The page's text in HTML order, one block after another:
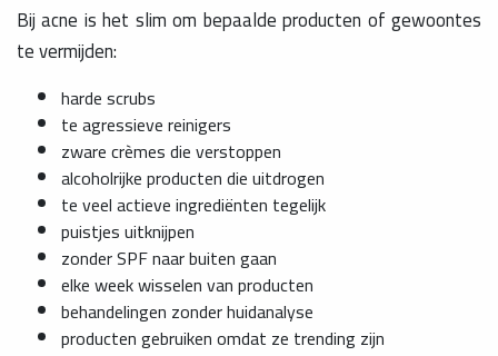
Bij acne is het slim om bepaalde producten of gewoontes
te vermijden:
harde scrubs
te agressieve reinigers
zware crèmes die verstoppen
alcoholrijke producten die uitdrogen
te veel actieve ingrediënten tegelijk
puistjes uitknijpen
zonder SPF naar buiten gaan
elke week wisselen van producten
behandelingen zonder huidanalyse
producten gebruiken omdat ze trending zijn